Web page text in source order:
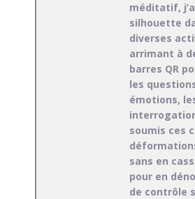
méditatif,
silhouette
diverses
arrimant à
barres QR
les
émotions,
soumis ces
sans en
pour en
de contrôle